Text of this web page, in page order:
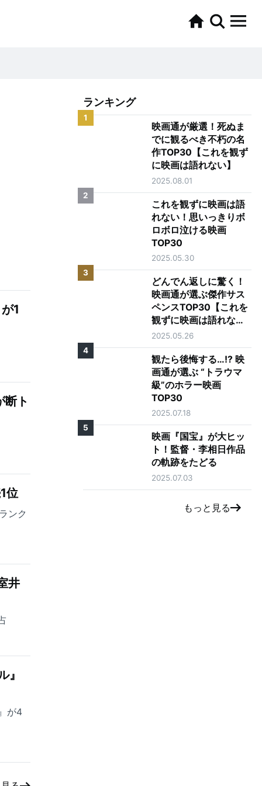
1
断ト
位
ンク
井
』
が4
ランキング
1
映画通が厳選！死ぬま
でに観るべき不朽の名
作TOP30【これを観ず
に映画は語れない】
2025.08.01
2
これを観ずに映画は語
れない！思いっきりボ
ロボロ泣ける映画
TOP30
2025.05.30
3
どんでん返しに驚く！
映画通が選ぶ傑作サス
ペンスTOP30【これを
観ずに映画は語れな
い】
2025.05.26
4
観たら後悔する…!? 映
画通が選ぶ “トラウマ
級”のホラー映画
TOP30
2025.07.18
5
映画『国宝』が大ヒッ
ト！監督・李相日作品
の軌跡をたどる
2025.07.03
もっと見る